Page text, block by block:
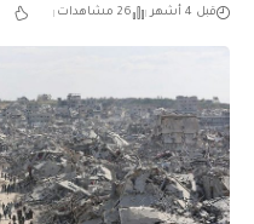
قبل 4 أشهر 26 مشاهدات